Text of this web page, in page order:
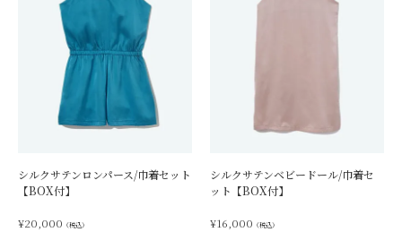
シルクサテンロンパース/巾着セット
【BOX付】
¥20,000 （税込）
シルクサテンベビードール/巾着セ
ット【BOX付】
¥16,000 （税込）